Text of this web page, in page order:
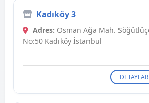
Kadıköy 3
Adres: Osman Ağa Mah.
No:50 Kadıköy İstanbul